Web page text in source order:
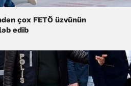
çox FETÖ üzvünün
edib